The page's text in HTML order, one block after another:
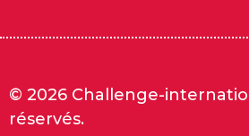
© 2026 Challenge-
réservés.